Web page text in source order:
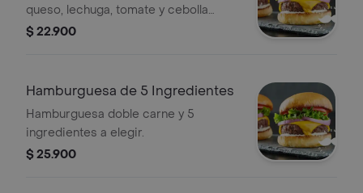
queso, lechuga, tomate y cebolla
morada. Incluye 4 ingredientes
$ 22.900
Hamburguesa de 5 Ingredientes
Hamburguesa doble carne y 5
ingredientes a elegir.
$ 25.900